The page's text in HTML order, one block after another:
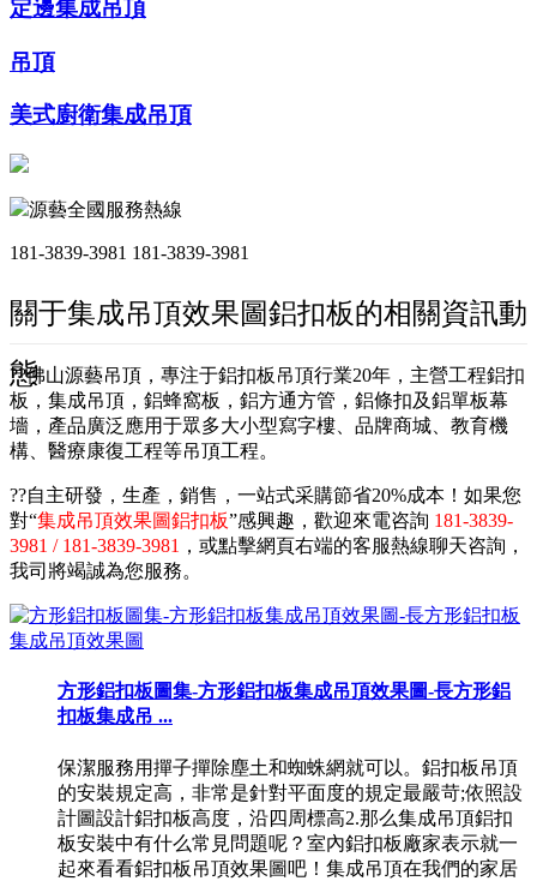
定邊集成吊頂
吊頂
美式廚衛集成吊頂
源藝全國服務熱線
181-3839-3981 181-3839-3981
關于集成吊頂效果圖鋁扣板的相關資訊動
態
??佛山源藝吊頂，專注于鋁扣板吊頂行業20年，主營工程鋁扣
板，集成吊頂，鋁蜂窩板，鋁方通方管，鋁條扣及鋁單板幕
墻，產品廣泛應用于眾多大小型寫字樓、品牌商城、教育機
構、醫療康復工程等吊頂工程。
??自主研發，生產，銷售，一站式采購節省20%成本！如果您
對“集成吊頂效果圖鋁扣板”感興趣，歡迎來電咨詢 181-3839-
3981 / 181-3839-3981 ，或點擊網頁右端的客服熱線聊天咨詢，
我司將竭誠為您服務。
方形鋁扣板圖集-方形鋁扣板集成吊頂效果圖-長方形鋁
扣板集成吊 ...
保潔服務用撣子撣除塵土和蜘蛛網就可以。鋁扣板吊頂
的安裝規定高，非常是針對平面度的規定最嚴苛;依照設
計圖設計鋁扣板高度，沿四周標高2.那么集成吊頂鋁扣
板安裝中有什么常見問題呢？室內鋁扣板廠家表示就一
起來看看鋁扣板吊頂效果圖吧！集成吊頂在我們的家居